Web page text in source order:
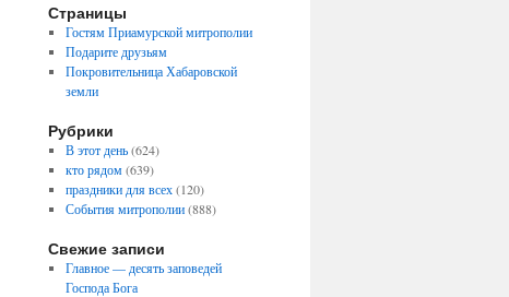
Страницы
Гостям Приамурской митрополии
Подарите друзьям
Покровительница Хабаровской
земли
Рубрики
В этот день(624)
кто рядом(639)
праздники для всех(120)
События митрополии(888)
Свежие записи
Главное — десять заповедей
Господа Бога